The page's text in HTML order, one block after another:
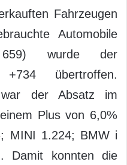
Fahrzeugen
Automobile
659) wurde der
übertroffen.
war der Absatz im
Plus von 6,0%
MINI 1.224; BMW i
Damit konnten die